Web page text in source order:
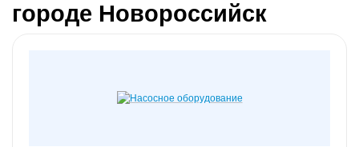
городе Новороссийск